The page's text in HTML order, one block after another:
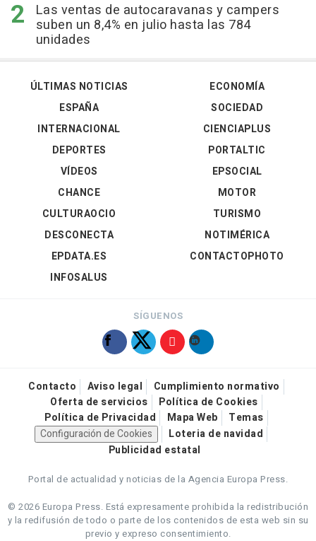
Las ventas de autocaravanas y campers
suben un 8,4% en julio hasta las 784
unidades
ÚLTIMAS NOTICIAS
ESPAÑA
INTERNACIONAL
DEPORTES
VÍDEOS
ECONOMÍA
SOCIEDAD
CIENCIAPLUS
PORTALTIC
EPSOCIAL
CHANCE
CULTURAOCIO
DESCONECTA
EPDATA.ES
INFOSALUS
MOTOR
TURISMO
NOTIMÉRICA
CONTACTOPHOTO
SÍGUENOS
Contacto Aviso legal
Cumplimiento normativo
Oferta de servicios
Política de Cookies
Política de Privacidad
Mapa Web
Temas
Configuración de Cookies
Loteria de navidad
Publicidad estatal
Portal de actualidad y noticias de la Agencia Europa Press.
© 2026 Europa Press. Está expresamente prohibida la redistribución
y la redifusión de todo o parte de los contenidos de esta web sin su
previo y expreso consentimiento.